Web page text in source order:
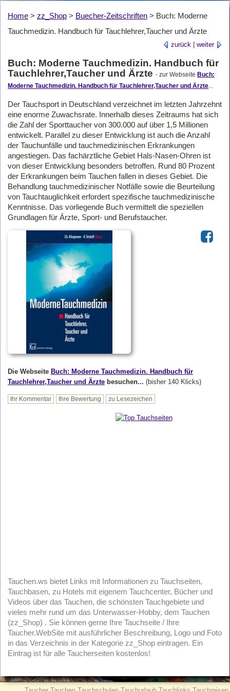
Home > zz_Shop > Buecher-Zeitschriften > Buch: Moderne
Tauchmedizin. Handbuch für Tauchlehrer,Taucher und Ärzte
zurück | weiter
Buch: Moderne Tauchmedizin. Handbuch für
Tauchlehrer,Taucher und Ärzte - zur Webseite Buch:
Moderne Tauchmedizin. Handbuch für Tauchlehrer,Taucher und Ärzte...
Der Tauchsport in Deutschland verzeichnet im letzten Jahrzehnt
eine enorme Zuwachsrate. Innerhalb dieses Zeitraums hat sich
die Zahl der Sporttaucher von 300.000 auf über 1,5 Millionen
entwickelt. Parallel zu dieser Entwicklung ist auch die Anzahl
der Tauchunfälle und tauchmedizinischen Erkrankungen
angestiegen. Das fachärztliche Gebiet Hals-Nasen-Ohren ist
von dieser Entwicklung besonders betroffen. Rund 80 Prozent
der Erkrankungen beim Tauchen fallen in dieses Gebiet. Die
Behandlung tauchmedizinischer Notfälle sowie die Beurteilung
von Tauchtauglichkeit erfordert spezifische tauchmedizinische
Kenntnisse. Das vorliegende Buch vermittelt die speziellen
Grundlagen für Ärzte, Sport- und Berufstaucher.
Die Webseite Buch: Moderne Tauchmedizin. Handbuch für
Tauchlehrer,Taucher und Ärzte besuchen... (bisher 140 Klicks)
Ihr Kommentar Ihre Bewertung zu Lesezeichen
Tauchen.ws bietet Links mit Informationen zu Tauchseiten,
Tauchbasen, zu Hotels mit eigenem Tauchcenter, Bücher und
Videos über das Tauchen, die schönsten Tauchgebiete und
vieles mehr rund um das Unterwasser-Hobby, dem Tauchen
(zz_Shop) . Sie können gerne Ihre Tauchseite / Ihre
Taucher.WebSite mit ausführlicher Beschreibung, Logo und Foto
in das Verzeichnis in der Kategorie zz_Shop eintragen. Ein
Eintrag ist für alle Taucherseiten kostenlos!